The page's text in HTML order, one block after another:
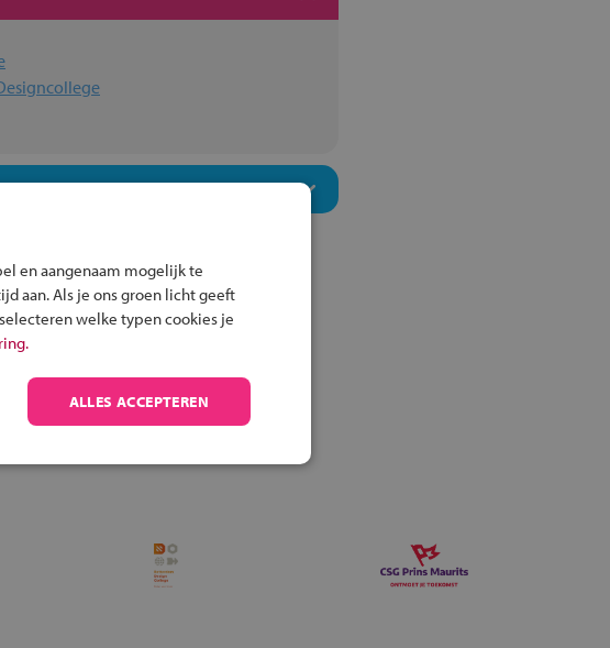
melden bij
en aangenaam mogelijk te
aan. Als je ons groen licht geeft
welke typen cookies je
ALLES ACCEPTEREN